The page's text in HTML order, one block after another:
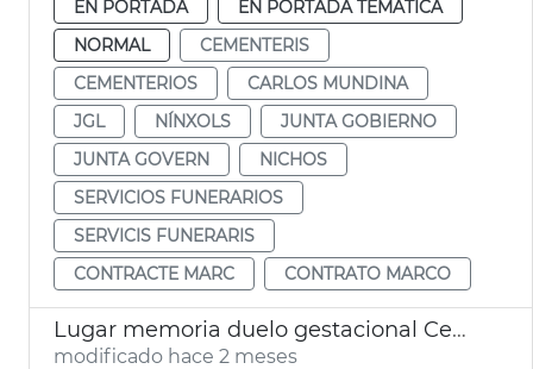
EN PORTADA
EN PORTADA TEMÁTICA
NORMAL
CEMENTERIS
CEMENTERIOS
CARLOS MUNDINA
JGL
NÍNXOLS
JUNTA GOBIERNO
JUNTA GOVERN
NICHOS
SERVICIOS FUNERARIOS
SERVICIS FUNERARIS
CONTRACTE MARC
CONTRATO MARCO
Lugar memoria duelo gestacional Cementerio General València
modificado hace 2 meses